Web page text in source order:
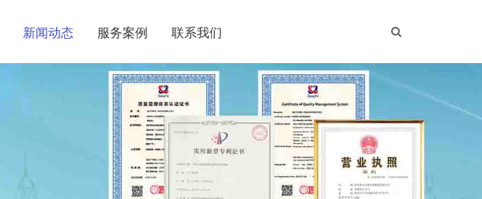
新闻动态 服务案例 联系我们